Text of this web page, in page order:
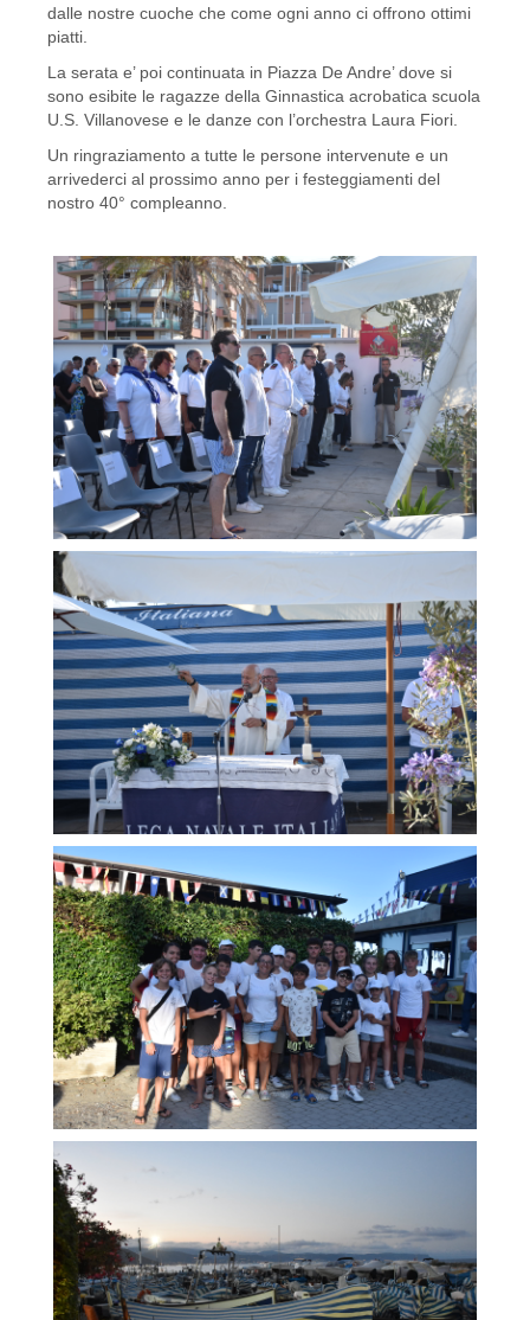
dalle nostre cuoche che come ogni anno ci offrono ottimi
piatti.
La serata e’ poi continuata in Piazza De Andre’ dove si
sono esibite le ragazze della Ginnastica acrobatica scuola
U.S. Villanovese e le danze con l’orchestra Laura Fiori.
Un ringraziamento a tutte le persone intervenute e un
arrivederci al prossimo anno per i festeggiamenti del
nostro 40° compleanno.